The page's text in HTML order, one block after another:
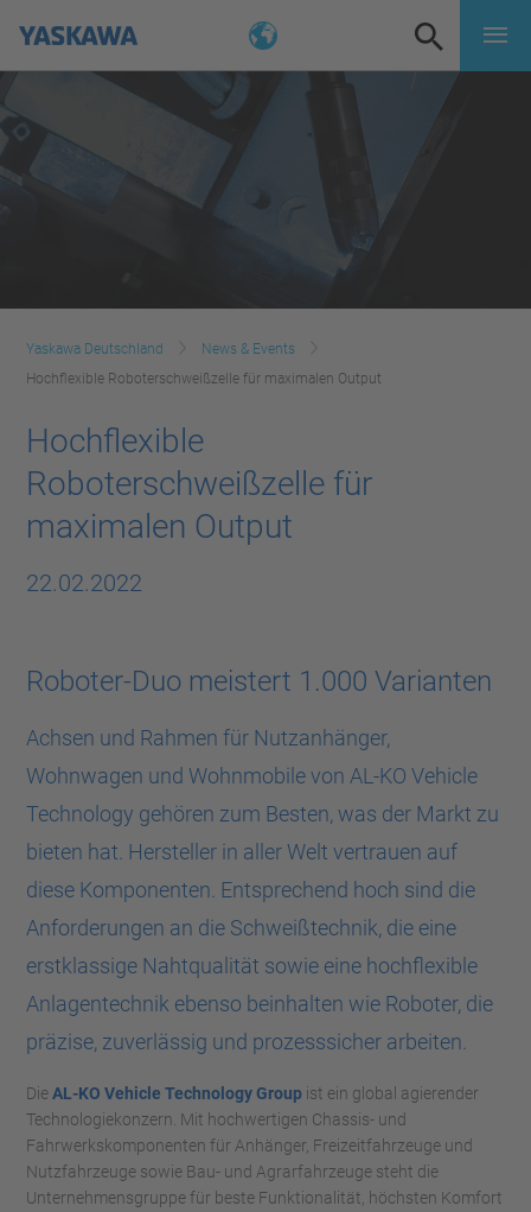
Yaskawa Deutschland
News & Events
Hochflexible Roboterschweißzelle für maximalen Output
Hochflexible
Roboterschweißzelle für
maximalen Output
22.02.2022
Roboter-Duo meistert 1.000 Varianten
Achsen und Rahmen für Nutzanhänger,
Wohnwagen und Wohnmobile von AL-KO Vehicle
Technology gehören zum Besten, was der Markt zu
bieten hat. Hersteller in aller Welt vertrauen auf
diese Komponenten. Entsprechend hoch sind die
Anforderungen an die Schweißtechnik, die eine
erstklassige Nahtqualität sowie eine hochflexible
Anlagentechnik ebenso beinhalten wie Roboter, die
präzise, zuverlässig und prozesssicher arbeiten.
DieAL-KO Vehicle Technology Group ist ein global agierender
Technologiekonzern. Mit hochwertigen Chassis- und
Fahrwerkskomponenten für Anhänger, Freizeitfahrzeuge und
Nutzfahrzeuge sowie Bau- und Agrarfahrzeuge steht die
Unternehmensgruppe für beste Funktionalität, höchsten Komfort